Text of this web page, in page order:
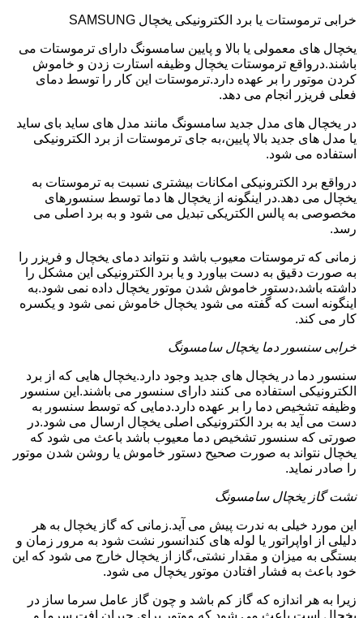
خرابی ترموستات یا برد الکترونیکی یخچال SAMSUNG
یخچال های معمولی یا بالا و پایین سامسونگ دارای ترموستات می
باشند.درواقع ترموستات یخچال وظیفه استارت زدن و خاموش
کردن موتور را بر عهده دارد.ترموستات این کار را توسط دمای
فعلی فریزر انجام می دهد.
در یخچال های مدل جدید سامسونگ مانند مدل های ساید بای ساید
یا مدل های جدید بالا پایین،به جای ترموستات از برد الکترونیکی
استفاده می شود.
درواقع برد الکترونیکی امکانات بیشتری نسبت به ترموستات به
یخچال می دهد.در اینگونه از یخچال ها دما توسط سنسورهای
مخصوصی به پالس الکتریکی تبدیل می شود و به برد اصلی می
رسد.
زمانی که ترموستات معیوب باشد و نتواند دمای یخچال و فریزر را
به صورت دقیق به دست بیاورد و یا برد الکترونیکی این مشکل را
داشته باشد،دستور خاموش شدن موتور یخچال داده نمی شود.به
اینگونه است که گفته می شود یخچال خاموش نمی شود و یکسره
کار می کند.
خرابی سنسور دما یخچال سامسونگ
سنسور دما در یخچال های جدید وجود دارد.یخچال هایی که از برد
الکترونیکی استفاده می کنند دارای سنسور می باشند.این سنسور
وظیفه تشخیص دما را بر عهده دارد.دمایی که توسط سنسور به
دست می آید به برد الکترونیکی اصلی یخچال ارسال می شود.در
صورتی که سنسور تشخیص دما معیوب باشد باعث می شود که
یخچال نتواند به صورت صحیح دستور خاموش یا روشن شدن موتور
را صادر نماید.
نشت گاز یخچال سامسونگ
این مورد خیلی به ندرت پیش می آید.زمانی که گاز یخچال به هر
دلیلی از اواپراتور یا لوله های کندانسور نشت شود به مرور زمان و
بستگی به میزان و مقدار نشتی،گاز از یخچال خارج می شود که این
خود باعث به فشار افتادن موتور یخچال می شود.
زیرا به هر اندازه که گاز کم باشد و چون گاز عامل سرما ساز در